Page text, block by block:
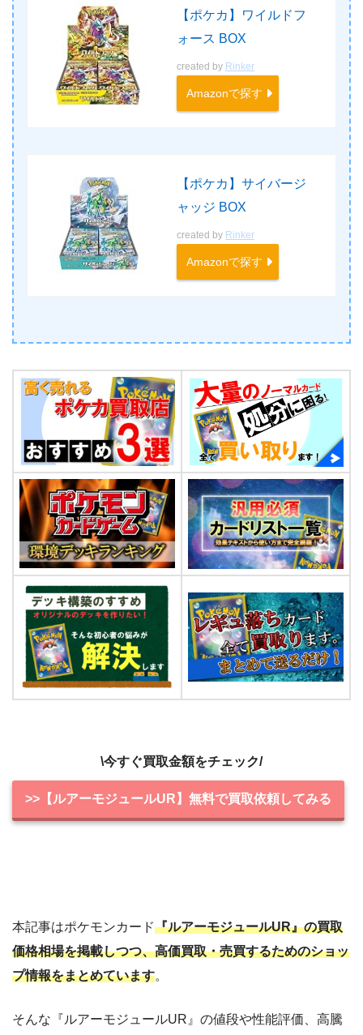
【ポケカ】ワイルドフ
ォース BOX
created by Rinker
Amazonで探す
【ポケカ】サイバージ
ャッジ BOX
created by Rinker
Amazonで探す
\今すぐ買取金額をチェック/
>>【ルアーモジュールUR】無料で買取依頼してみる
本記事はポケモンカード『ルアーモジュールUR』の買取
価格相場を掲載しつつ、高価買取・売買するためのショッ
プ情報をまとめています。
そんな『ルアーモジュールUR』の値段や性能評価、高騰